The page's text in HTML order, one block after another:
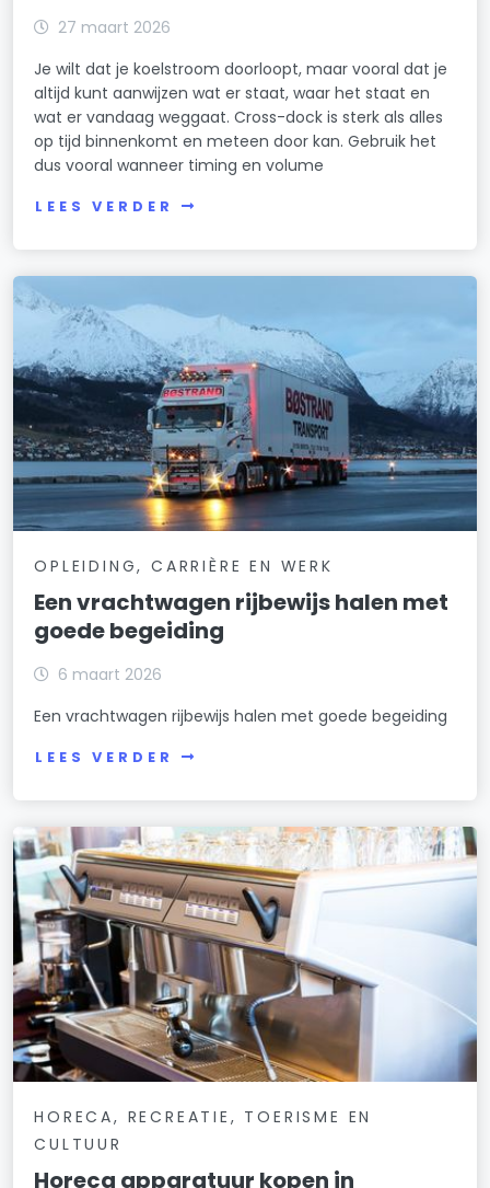
27 maart 2026
Je wilt dat je koelstroom doorloopt, maar vooral dat je
altijd kunt aanwijzen wat er staat, waar het staat en
wat er vandaag weggaat. Cross-dock is sterk als alles
op tijd binnenkomt en meteen door kan. Gebruik het
dus vooral wanneer timing en volume
LEES VERDER
OPLEIDING, CARRIÈRE EN WERK
Een vrachtwagen rijbewijs halen met
goede begeiding
6 maart 2026
Een vrachtwagen rijbewijs halen met goede begeiding
LEES VERDER
HORECA, RECREATIE, TOERISME EN
CULTUUR
Horeca apparatuur kopen in